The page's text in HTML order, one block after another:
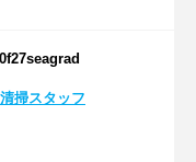
掃スタッフ